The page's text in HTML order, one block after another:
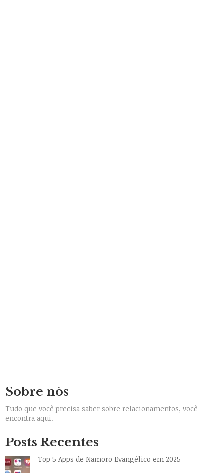
Sobre nós
Tudo que você precisa saber sobre relacionamentos, você
encontra aqui.
Posts Recentes
Top 5 Apps de Namoro Evangélico em 2025